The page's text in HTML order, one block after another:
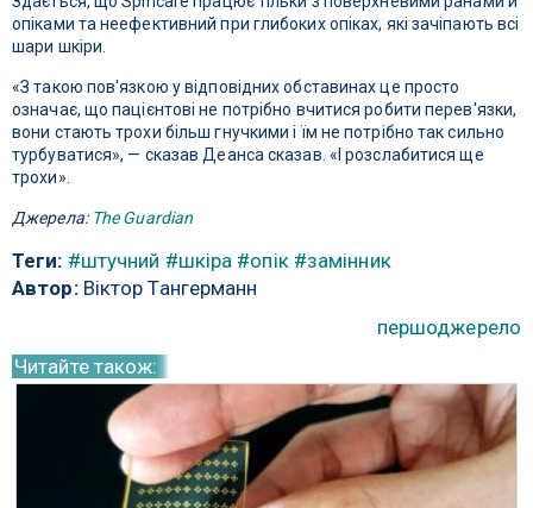
опіками та неефективний при глибоких опіках, які зачіпають всі
шари шкіри.
«З такою пов'язкою у відповідних обставинах це просто
означає, що пацієнтові не потрібно вчитися робити перев'язки,
вони стають трохи більш гнучкими і їм не потрібно так сильно
турбуватися», — сказав Деанса сказав. «І розслабитися ще
трохи».
Джерела: The Guardian
Теги: #штучний #шкіра #опік #замінник
Автор:Віктор Тангерманн
першоджерело
Читайте також: